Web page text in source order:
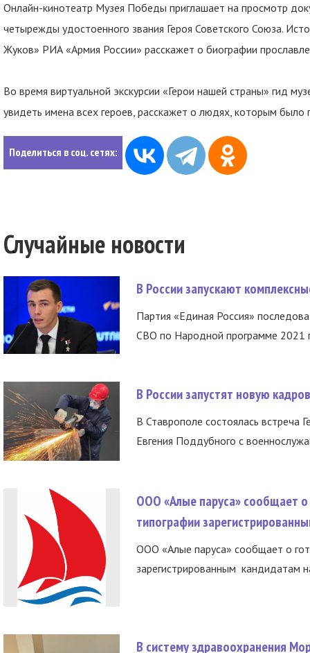
Онлайн-кинотеатр Музея Победы приглашает на просмотр
четырежды удостоенного звания Героя Советского Союза.
Жуков» РИА «Армия России» расскажет о биографии
Во время виртуальной экскурсии «Герои нашей страны» гид
увидеть имена всех героев, расскажет о людях, которым было
Поделиться в соц. сетях:
Случайные новости
В России запускают
Партия «Единая Россия»
СВО по Народной программе 2021
В России запустят новую
В Ставрополе состоялась встреча
Евгения Поддубного с
ООО «Алые паруса» сообщает о
типографии
ООО «Алые паруса» сообщает о
зарегистрированным кандидатам
В систему здравоохранения